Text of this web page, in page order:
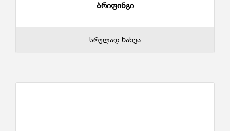
ბრიფინგი
სრულად ნახვა